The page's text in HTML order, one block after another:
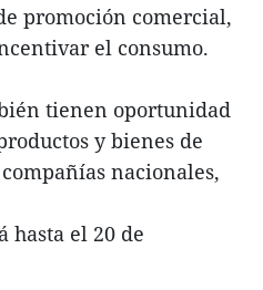
promoción comercial,
el consumo.
tienen oportunidad
y bienes de
nacionales,
hasta el 20 de